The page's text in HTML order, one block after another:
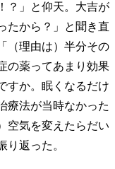
？」と仰天。大吉が
たから？」と聞き直
（理由は）半分その
の薬ってあまり効果
すか。眠くなるだけ
療法が当時なかった
空気を変えたらだい
り返った。